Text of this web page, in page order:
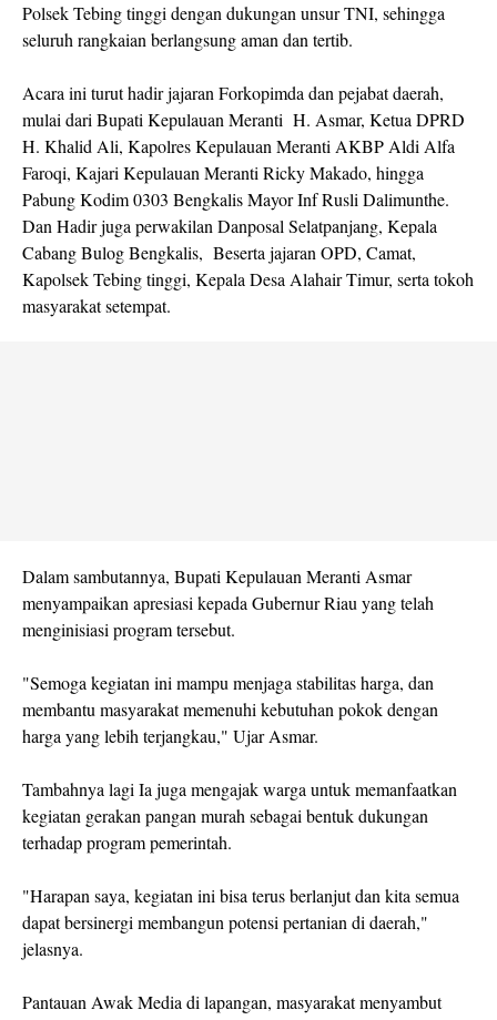
Polsek Tebing tinggi dengan dukungan unsur TNI, sehingga
seluruh rangkaian berlangsung aman dan tertib.
Acara ini turut hadir jajaran Forkopimda dan pejabat daerah,
mulai dari Bupati Kepulauan Meranti H. Asmar, Ketua DPRD
H. Khalid Ali, Kapolres Kepulauan Meranti AKBP Aldi Alfa
Faroqi, Kajari Kepulauan Meranti Ricky Makado, hingga
Pabung Kodim 0303 Bengkalis Mayor Inf Rusli Dalimunthe.
Dan Hadir juga perwakilan Danposal Selatpanjang, Kepala
Cabang Bulog Bengkalis, Beserta jajaran OPD, Camat,
Kapolsek Tebing tinggi, Kepala Desa Alahair Timur, serta tokoh
masyarakat setempat.
Dalam sambutannya, Bupati Kepulauan Meranti Asmar
menyampaikan apresiasi kepada Gubernur Riau yang telah
menginisiasi program tersebut.
"Semoga kegiatan ini mampu menjaga stabilitas harga, dan
membantu masyarakat memenuhi kebutuhan pokok dengan
harga yang lebih terjangkau," Ujar Asmar.
Tambahnya lagi Ia juga mengajak warga untuk memanfaatkan
kegiatan gerakan pangan murah sebagai bentuk dukungan
terhadap program pemerintah.
"Harapan saya, kegiatan ini bisa terus berlanjut dan kita semua
dapat bersinergi membangun potensi pertanian di daerah,"
jelasnya.
Pantauan Awak Media di lapangan, masyarakat menyambut